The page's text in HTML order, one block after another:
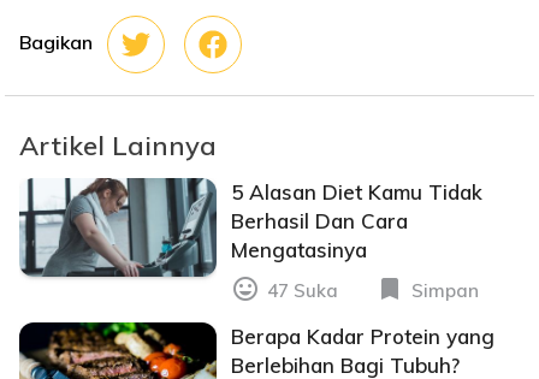
Bagikan
Artikel Lainnya
5 Alasan Diet Kamu Tidak
Berhasil Dan Cara
Mengatasinya
mood 47 Suka bookmark Simpan
Berapa Kadar Protein yang
Berlebihan Bagi Tubuh?